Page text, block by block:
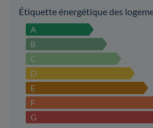
Étiquette énergétique des
A
B
C
D
E
F
G